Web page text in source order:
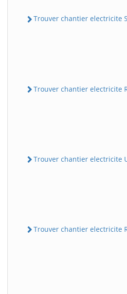
Trouver chantier electricite
Trouver chantier electricite
Trouver chantier electricite
Trouver chantier electricite